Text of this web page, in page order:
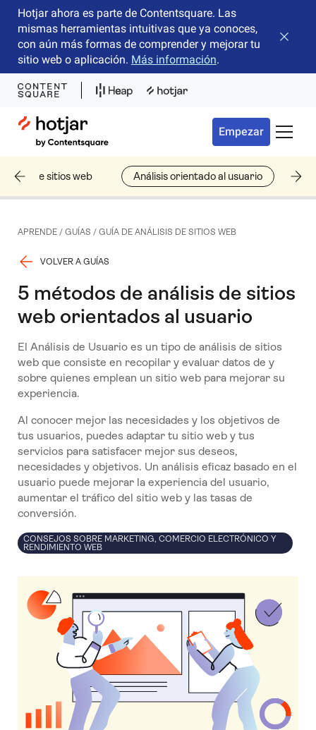
Hotjar ahora es parte de Contentsquare. Las
mismas herramientas intuitivas que ya conoces,
con aún más formas de comprender y mejorar tu
sitio web o aplicación. Más información.
Cerrar
Hotjar Logo
Empezar Menú
de sitios web Análisis orientado al usuario
APRENDE/ GUÍAS / GUÍA DE ANÁLISIS DE SITIOS WEB
VOLVER A GUÍAS
5 métodos de análisis de sitios
web orientados al usuario
El Análisis de Usuario es un tipo de análisis de sitios
web que consiste en recopilar y evaluar datos de y
sobre quienes emplean un sitio web para mejorar su
experiencia.
Al conocer mejor las necesidades y los objetivos de
tus usuarios, puedes adaptar tu sitio web y tus
servicios para satisfacer mejor sus deseos,
necesidades y objetivos. Un análisis eficaz basado en el
usuario puede mejorar la experiencia del usuario,
aumentar el tráfico del sitio web y las tasas de
conversión.
CONSEJOS SOBRE MARKETING, COMERCIO ELECTRÓNICO Y
RENDIMIENTO WEB